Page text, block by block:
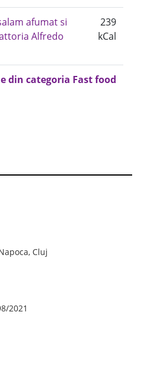
afumat si
Alfredo
239
kCal
din categoria Fast food
Cluj
2021